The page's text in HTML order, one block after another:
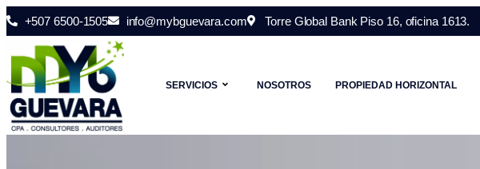
+507 6500-1505 info@mybguevara.com Torre Global Bank Piso 16, oficina 1613.
SERVICIOS NOSOTROS PROPIEDAD HORIZONTAL